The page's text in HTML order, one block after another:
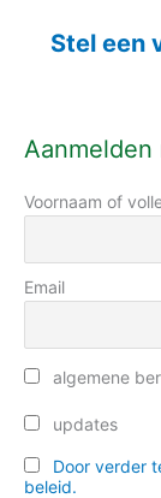
a
:
Stel een
Voornaam of
Email
algemene
updates
Door verder
beleid.
i
e
n